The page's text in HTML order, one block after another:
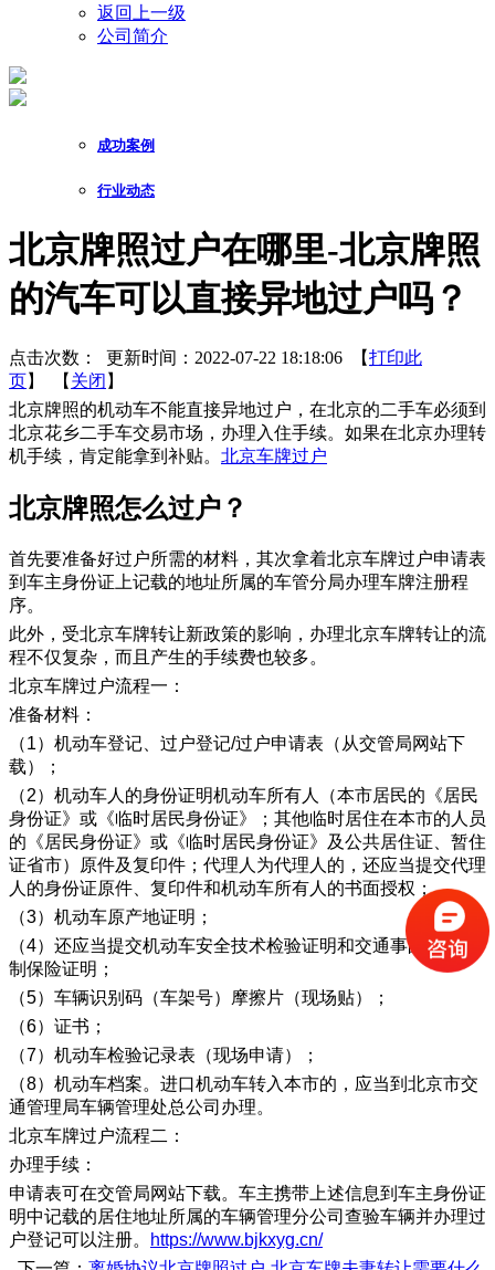
返回上一级
公司简介
成功案例
行业动态
北京牌照过户在哪里-北京牌照
的汽车可以直接异地过户吗？
点击次数： 更新时间：2022-07-22 18:18:06 【打印此
页】 【 关闭 】
北京牌照的机动车不能直接异地过户，在北京的二手车必须到
北京花乡二手车交易市场，办理入住手续。如果在北京办理转
机手续，肯定能拿到补贴。 北京车牌过户
​北京牌照怎么过户？
首先要准备好过户所需的材料，其次拿着北京车牌过户申请表
到车主身份证上记载的地址所属的车管分局办理车牌注册程
序。
此外，受北京车牌转让新政策的影响，办理北京车牌转让的流
程不仅复杂，而且产生的手续费也较多。
北京车牌过户流程一：
准备材料：
（1）机动车登记、过户登记/过户申请表（从交管局网站下
载）；
（2）机动车人的身份证明机动车所有人（本市居民的《居民
身份证》或《临时居民身份证》；其他临时居住在本市的人员
的《居民身份证》或《临时居民身份证》及公共居住证、暂住
证省市）原件及复印件；代理人为代理人的，还应当提交代理
人的身份证原件、复印件和机动车所有人的书面授权；
（3）机动车原产地证明；
（4）还应当提交机动车安全技术检验证明和交通事故责任强
制保险证明；
（5）车辆识别码（车架号）摩擦片（现场贴）；
（6）证书；
（7）机动车检验记录表（现场申请）；
（8）机动车档案。进口机动车转入本市的，应当到北京市交
通管理局车辆管理处总公司办理。
北京车牌过户流程二：
办理手续：
申请表可在交管局网站下载。车主携带上述信息到车主身份证
明中记载的居住地址所属的车辆管理分公司查验车辆并办理过
户登记可以注册。
https://www.bjkxyg.cn/